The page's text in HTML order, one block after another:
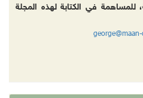
للمساهمة في الكتابة لهذه المجلة